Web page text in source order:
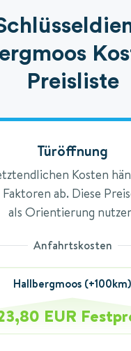
Preisliste
Türöffnung
Kosten
ab. Diese
als Orientierung
Anfahrtskosten
Hallbergmoos (+100km)
EUR